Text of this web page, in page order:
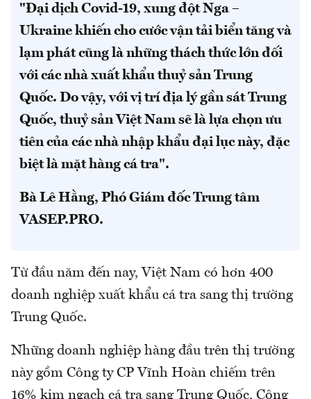
"Đại dịch Covid-19, xung đột Nga –
Ukraine khiến cho cước vận tải biển tăng và
lạm phát cũng là những thách thức lớn đối
với các nhà xuất khẩu thuỷ sản Trung
Quốc. Do vậy, với vị trí địa lý gần sát Trung
Quốc, thuỷ sản Việt Nam sẽ là lựa chọn ưu
tiên của các nhà nhập khẩu đại lục này, đặc
biệt là mặt hàng cá tra".
Bà Lê Hằng, Phó Giám đốc Trung tâm
VASEP.PRO.
Từ đầu năm đến nay, Việt Nam có hơn 400
doanh nghiệp xuất khẩu cá tra sang thị trường
Trung Quốc.
Những doanh nghiệp hàng đầu trên thị trường
này gồm Công ty CP Vĩnh Hoàn chiếm trên
16% kim ngạch cá tra sang Trung Quốc, Công